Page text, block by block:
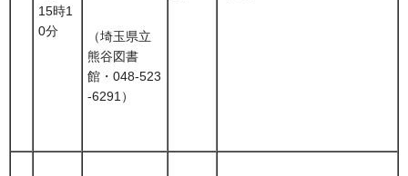
15時1
0分
（埼玉県立
熊谷図書
館・048-523
-6291）